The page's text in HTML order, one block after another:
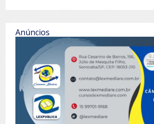
Anúncios